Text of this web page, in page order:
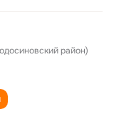
район)